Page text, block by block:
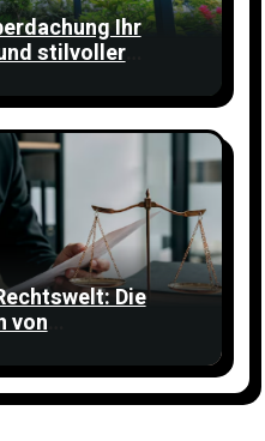
Ihr
stilvoller
Die
von